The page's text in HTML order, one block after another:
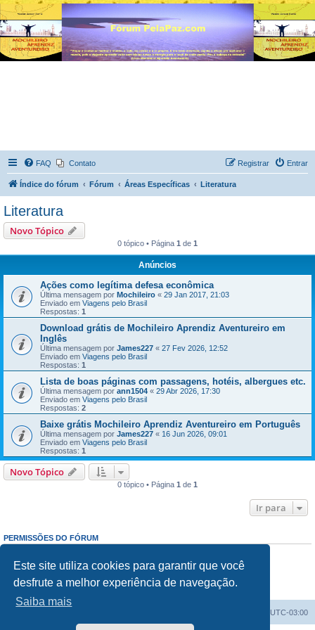
Este site utiliza cookies para garantir que você
desfrute a melhor experiência de navegação.
Saiba mais
FAQ Contato Entrar
Registrar
Índice do fórum Fórum Áreas Específicas Literatura
Literatura
Novo Tópico
0 tópico • Página 1 de 1
Anúncios
Ações como legítima defesa econômica
Última mensagem por Mochileiro « 29 Jan 2017, 21:03
Enviado em Viagens pelo Brasil
Respostas: 1
Download grátis de Mochileiro Aprendiz Aventureiro em
Inglês
Última mensagem por James227 « 27 Fev 2026, 12:52
Enviado em Viagens pelo Brasil
Respostas: 1
Lista de boas páginas com passagens, hotéis, albergues etc.
Última mensagem por ann1504 « 29 Abr 2026, 17:30
Enviado em Viagens pelo Brasil
Respostas: 2
Baixe grátis Mochileiro Aprendiz Aventureiro em Português
Última mensagem por James227 « 16 Jun 2026, 09:01
Enviado em Viagens pelo Brasil
Respostas: 1
Novo Tópico
0 tópico • Página 1 de 1
Ir para
PERMISSÕES DO FÓRUM
Responder mensagens:
Proibido
Editar mensagens:Proibido
Excluir mensagens:Proibido
UTC-03:00